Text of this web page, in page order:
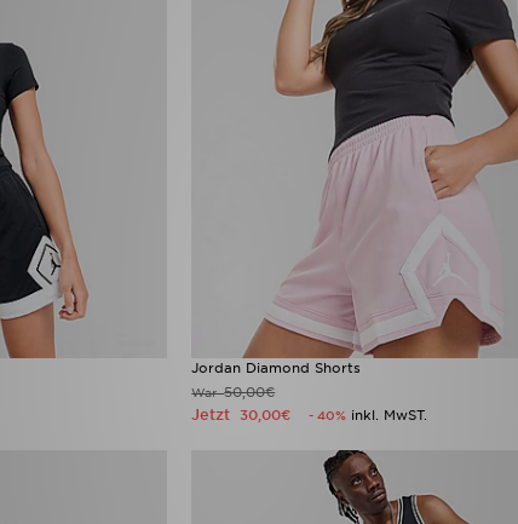
Jordan Diamond Shorts
War50,00€
Jetzt 30,00€ - 40% inkl. MwST.